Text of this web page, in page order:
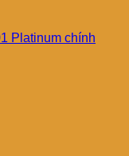
Platinum chính